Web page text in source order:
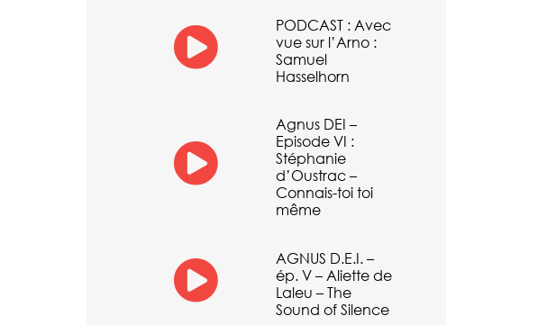
PODCAST : Avec
vue sur l’Arno :
Samuel
Hasselhorn
Agnus DEI –
Episode VI :
Stéphanie
d’Oustrac –
Connais-toi toi
même
AGNUS D.E.I. –
ép. V – Aliette de
Laleu – The
Sound of Silence